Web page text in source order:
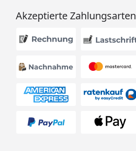
Akzeptierte Zahlungsarten